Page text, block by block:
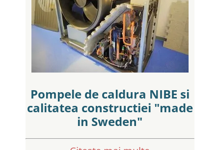
Pompele de caldura NIBE si
calitatea constructiei "made
in Sweden"